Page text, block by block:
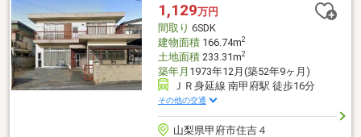
1,129万円
間取り 6SDK
建物面積166.74m2
土地面積233.31m2
築年月 1973年12月(築52年9ヶ月)
ＪＲ身延線 南甲府駅 徒歩16分
その他の交通
山梨県甲府市住吉４